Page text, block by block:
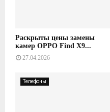
Раскрыты цены замены
камер OPPO Find X9...
27.04.2026
Телефоны